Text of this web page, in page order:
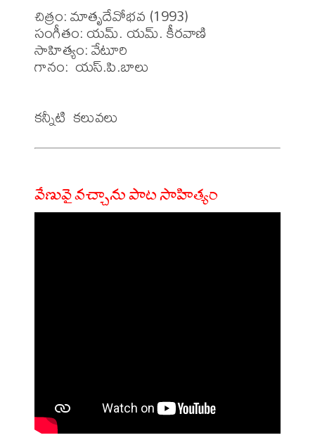
చిత్రం: మాతృదేవోభవ (1993)
సంగీతం: యమ్. యమ్. కీరవాణి
సాహిత్యం: వేటూరి
గానం:  యస్.పి.బాలు
వేణువై వచ్చాను పాట సాహిత్యం